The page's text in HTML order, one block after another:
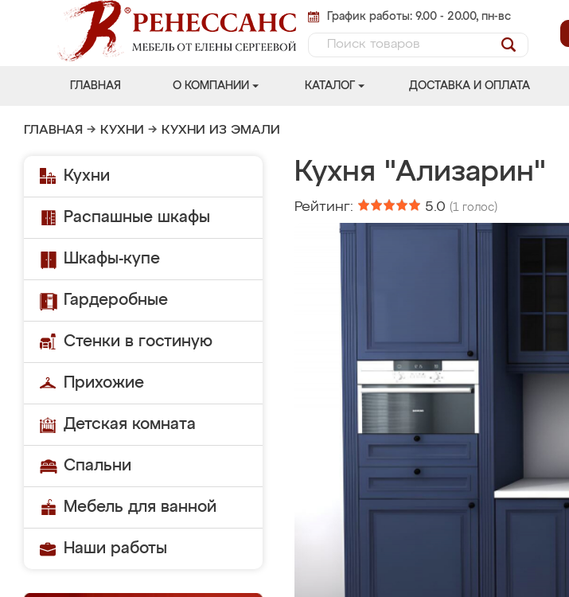
График работы: 9.00 - 20.00, пн-вс
ГЛАВНАЯ О КОМПАНИИ КАТАЛОГ ДОСТАВКА И ОПЛАТА
ГЛАВНАЯ → КУХНИ → КУХНИ ИЗ ЭМАЛИ
Кухни
Распашные шкафы
Шкафы-купе
Гардеробные
Стенки в гостиную
Прихожие
Детская комната
Спальни
Мебель для ванной
Наши работы
Кухня "Ализарин"
Рейтинг: 5.0 (1 голос)